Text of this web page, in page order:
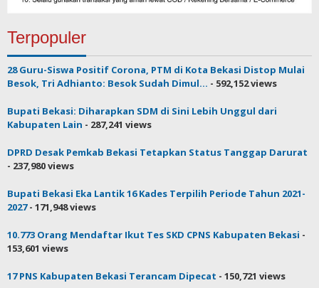
Terpopuler
28 Guru-Siswa Positif Corona, PTM di Kota Bekasi Distop Mulai
Besok, Tri Adhianto: Besok Sudah Dimul... - 592,152 views
Bupati Bekasi: Diharapkan SDM di Sini Lebih Unggul dari
Kabupaten Lain - 287,241 views
DPRD Desak Pemkab Bekasi Tetapkan Status Tanggap Darurat
- 237,980 views
Bupati Bekasi Eka Lantik 16 Kades Terpilih Periode Tahun 2021-
2027- 171,948 views
10.773 Orang Mendaftar Ikut Tes SKD CPNS Kabupaten Bekasi -
153,601 views
17 PNS Kabupaten Bekasi Terancam Dipecat - 150,721 views